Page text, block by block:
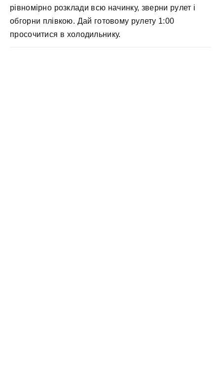
рівномірно розклади всю начинку, зверни рулет і
обгорни плівкою. Дай готовому рулету 1:00
просочитися в холодильнику.